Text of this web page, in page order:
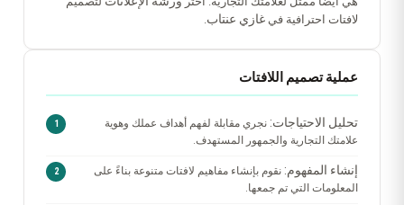
لافتات احترافية في غازي عنتاب.
عملية تصميم اللافتات
تحليل الاحتياجات: نجري مقابلة لفهم أهداف عملك وهوية
علامتك التجارية والجمهور المستهدف.
إنشاء المفهوم: نقوم بإنشاء مفاهيم لافتات متنوعة بناءً على
المعلومات التي تم جمعها.